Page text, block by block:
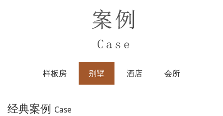
样板房 别墅 酒店 会所
经典案例 Case